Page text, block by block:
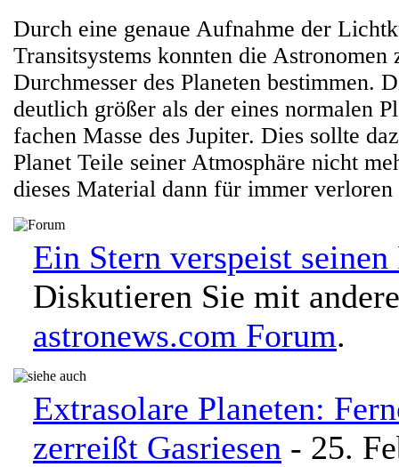
Durch eine genaue Aufnahme der
Transitsystems konnten die Astronomen
Durchmesser des Planeten bestimmen.
deutlich größer als der eines normalen
fachen Masse des Jupiter. Dies sollte
Planet Teile seiner Atmosphäre nicht
dieses Material dann für immer
Ein Stern verspeist seinen
Diskutieren Sie mit
astronews.com Forum.
Extrasolare Planeten:
zerreißt Gasriesen - 25.